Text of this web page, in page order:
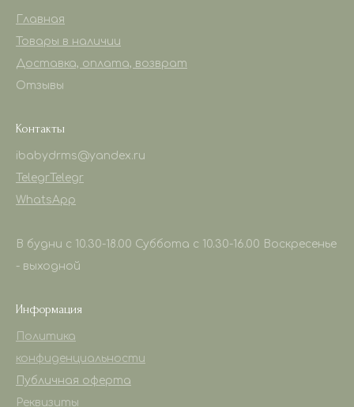
Главная
Товары в наличии
Доставка, оплата, возврат
Отзывы
Контакты
ibabydrms@yandex.ru
Telegr Telegr
WhatsApp
В будни с 10.30-18.00 Суббота с 10.30-16.00 Воскресенье
- выходной
Информация
Политика
конфиденциальности
Публичная оферта
Реквизиты